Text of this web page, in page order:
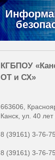
КГБПОУ
ОТ и СХ»
663606,
Канск, ул. 40
8 (39161) 3-76-75
8 (39161) 3-76-75